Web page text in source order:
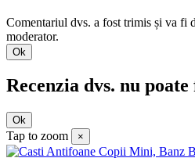
Comentariul dvs. a fost trimis și va fi
moderator.
Ok
Recenzia dvs. nu
Ok
Tap to zoom ×